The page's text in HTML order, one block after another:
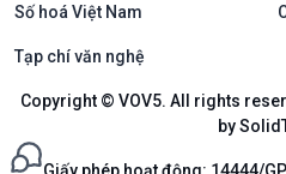
Số hoá Việt Nam
Tạp chí văn nghệ
Copyright © VOV5. All rights
by